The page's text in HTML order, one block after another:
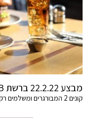
מבצע 22.2.22 ברשת BBB.
קונים 2 המבורגרים ומשלמים רק על 1! מסדרת ההמבורגרים הקלאסיים.